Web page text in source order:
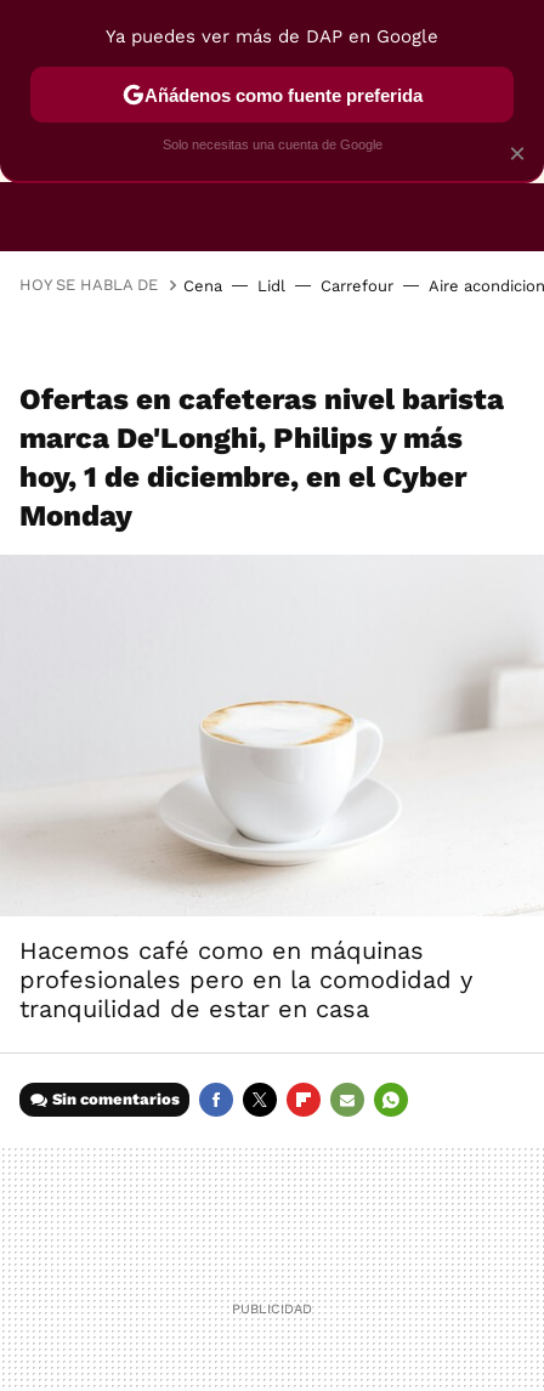
FREIDORAS DE AIRE GUÍAS DE
HOY SE HABLA DE Cena Lidl Carrefour Aire
Ofertas en cafeteras nivel barista
marca De'Longhi, Philips y más
hoy, 1 de diciembre, en el Cyber
Monday
Hacemos café como en máquinas
profesionales pero en la comodidad y
tranquilidad de estar en casa
Sin comentarios
MAIL
×
Ya puedes ver más de DAP en Google
Añádenos como fuente preferida
Solo necesitas una cuenta de Google